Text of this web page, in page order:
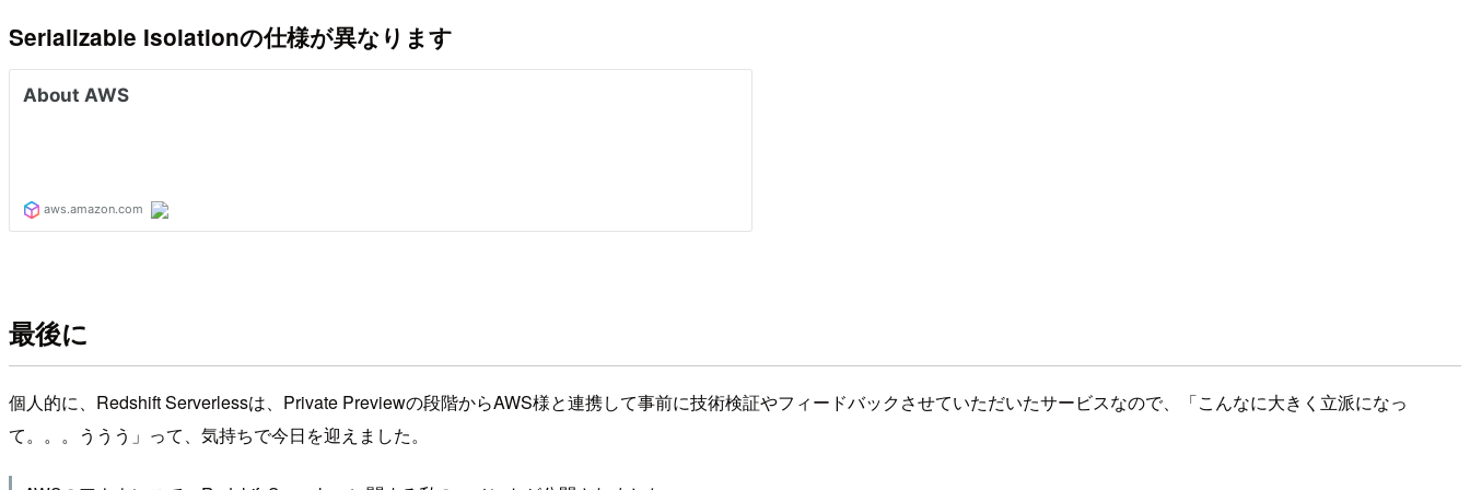
Serializable Isolationの仕様が異なります
最後に
個人的に、Redshift Serverlessは、Private Previewの段階からAWS様と連携して事前に技術検証やフィードバックさせていただいたサービスなので、「こんなに大きく立派になっ
て。。。ううう」って、気持ちで今日を迎えました。